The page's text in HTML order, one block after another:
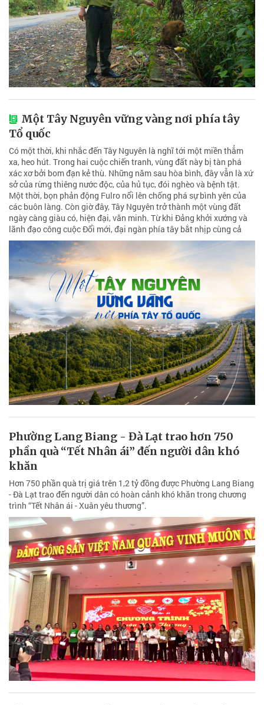
Một Tây Nguyên vững vàng nơi phía tây
Tổ quốc
Có một thời, khi nhắc đến Tây Nguyên là nghĩ tới một miền thẳm
xa, heo hút. Trong hai cuộc chiến tranh, vùng đất này bị tàn phá
xác xơ bởi bom đạn kẻ thù. Những năm sau hòa bình, đây vẫn là xứ
sở của rừng thiêng nước độc, của hủ tục, đói nghèo và bệnh tật.
Một thời, bọn phản động Fulro nổi lên chống phá sự bình yên của
các buôn làng. Còn giờ đây, Tây Nguyên trở thành một vùng đất
ngày càng giàu có, hiện đại, văn minh. Từ khi Đảng khởi xướng và
lãnh đạo công cuộc Đổi mới, đại ngàn phía tây bắt nhịp cùng cả
Phường Lang Biang - Đà Lạt trao hơn 750
phần quà “Tết Nhân ái” đến người dân khó
khăn
Hơn 750 phần quà trị giá trên 1,2 tỷ đồng được Phường Lang Biang
- Đà Lạt trao đến người dân có hoàn cảnh khó khăn trong chương
trình “Tết Nhân ái - Xuân yêu thương”.